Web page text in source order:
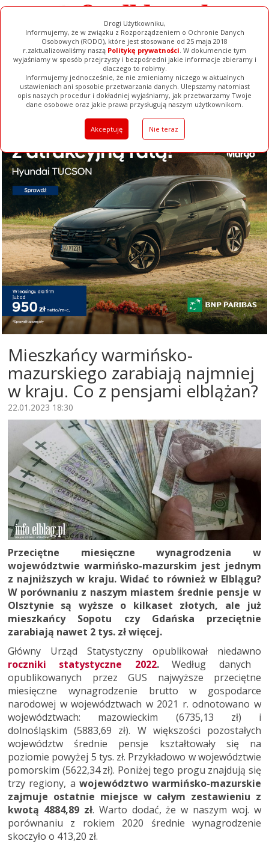
Drogi Użytkowniku,
Informujemy, że w związku z Rozporządzeniem o Ochronie Danych
Osobowych (RODO), które jest stosowane od 25 maja 2018
r.zaktualizowaliśmy naszą Politykę prywatności. W dokumencie tym
wyjaśniamy w sposób przejrzysty i bezpośredni jakie informacje zbieramy i
dlaczego to robimy.
Informujemy jednocześnie, że nie zmieniamy niczego w aktualnych
ustawieniach ani sposobie przetwarzania danych. Ulepszamy natomiast
opis naszych procedur i dokładniej wyjaśniamy, jak przetwarzamy Twoje
dane osobowe oraz jakie prawa przysługują naszym użytkownikom.
Akceptuję Nie teraz
Ogłoszenia Filmy Galerie Baza Firm Pełna Wersja
Mieszkańcy warmińsko-
mazurskiego zarabiają najmniej
w kraju. Co z pensjami elblążan?
22.01.2023 18:30
Przeciętne miesięczne wynagrodzenia w
województwie warmińsko-mazurskim jest jednym
z najniższych w kraju. Widać to również w Elblągu?
W porównaniu z naszym miastem średnie pensje w
Olsztynie są wyższe o kilkaset złotych, ale już
mieszkańcy Sopotu czy Gdańska przeciętnie
zarabiają nawet 2 tys. zł więcej.
Główny Urząd Statystyczny opublikował niedawno
roczniki statystyczne 2022.Według danych
opublikowanych przez GUS najwyższe przeciętne
miesięczne wynagrodzenie brutto w gospodarce
narodowej w województwach w 2021 r. odnotowano w
województwach: mazowieckim (6735,13 zł) i
dolnośląskim (5883,69 zł). W większości pozostałych
województw średnie pensje kształtowały się na
poziomie powyżej 5 tys. zł. Przykładowo w województwie
pomorskim (5622,34 zł). Poniżej tego progu znajdują się
trzy regiony, a województwo warmińsko-mazurskie
zajmuje ostatnie miejsce w całym zestawieniu z
kwotą 4884,89 zł. Warto dodać, że w naszym woj. w
porównaniu z rokiem 2020 średnie wynagrodzenie
skoczyło o 413,20 zł.